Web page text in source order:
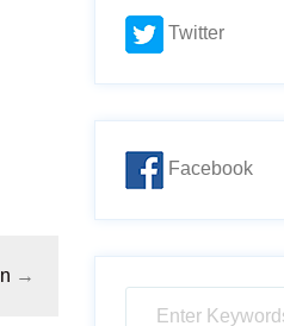
→
Twitter
Facebook